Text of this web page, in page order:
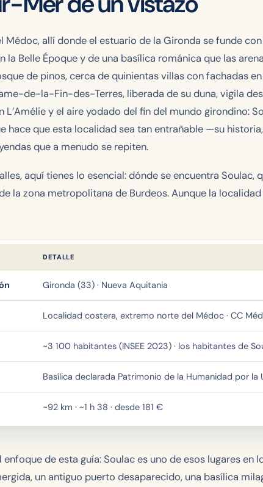
Médoc, allí donde el estuario de la Gironda se funde
la Belle Époque y de una basílica románica que las
de pinos, cerca de quinientas villas con fachadas
de-la-Fin-des-Terres, liberada de su duna, vigila
y el aire yodado del fin del mundo girondino:
hace que esta localidad sea tan entrañable —su
que a menudo se repiten.
aquí tienes lo esencial: dónde se encuentra
la zona metropolitana de Burdeos. Aunque la
DETALLE
Gironda (33) · Nueva Aquitania
Localidad costera, extremo norte del Médoc · CC
~3 100 habitantes (INSEE 2023) · los habitantes de
Basílica declarada Patrimonio de la Humanidad por la
~92 km · ~1 h 38 · desde 181 €
enfoque de esta guía: Soulac es uno de esos lugares
un antiguo puerto desaparecido, una basílica